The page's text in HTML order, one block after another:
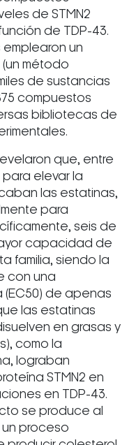
de STMN2
de TDP-43.
un
método
de sustancias
compuestos
bibliotecas de
que, entre
para elevar la
las estatinas,
para
seis de
capacidad de
familia, siendo la
con una
de apenas
las estatinas
en grasas y
como la
lograban
STMN2 en
en TDP-43.
se produce al
un proceso